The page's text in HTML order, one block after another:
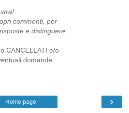
commenti, per
e distinguere
CANCELLATI e/o
domande
›
Home page